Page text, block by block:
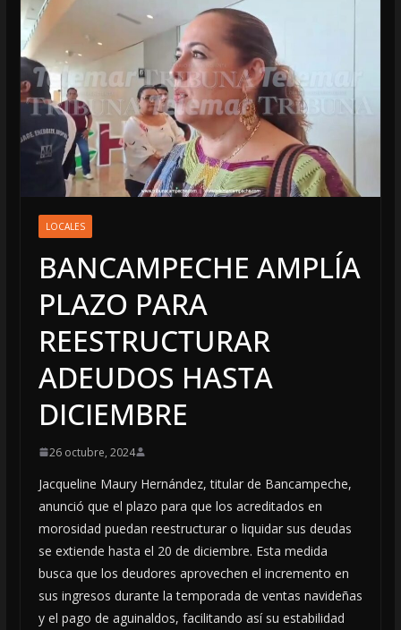
LOCALES
BANCAMPECHE AMPLÍA
PLAZO PARA
REESTRUCTURAR
ADEUDOS HASTA
DICIEMBRE
26 octubre, 2024
Jacqueline Maury Hernández, titular de Bancampeche,
anunció que el plazo para que los acreditados en
morosidad puedan reestructurar o liquidar sus deudas
se extiende hasta el 20 de diciembre. Esta medida
busca que los deudores aprovechen el incremento en
sus ingresos durante la temporada de ventas navideñas
y el pago de aguinaldos, facilitando así su estabilidad